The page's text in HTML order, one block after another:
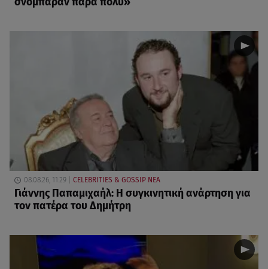
08.08.26, 11:29 CELEBRITIES & GOSSIP ΝΕΑ
Γιάννης Παπαμιχαήλ: Η συγκινητική ανάρτηση για
τον πατέρα του Δημήτρη